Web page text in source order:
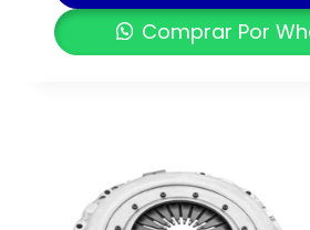
Comprar Por